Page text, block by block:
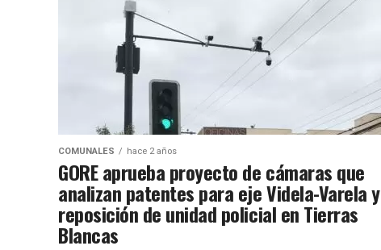
COMUNALES hace 2 años
GORE aprueba proyecto de cámaras que
analizan patentes para eje Videla-Varela y
reposición de unidad policial en Tierras
Blancas